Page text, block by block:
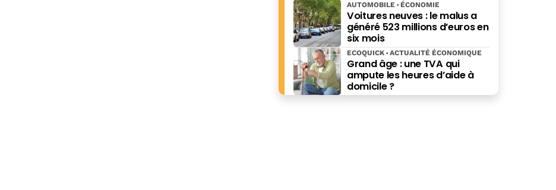
Voitures neuves : le malus a
généré 523 millions d’euros en
six mois
AUTOMOBILE ÉCONOMIE
Grand âge : une TVA qui
ampute les heures d’aide à
domicile ?
ECOQUICK ACTUALITÉ ÉCONOMIQUE